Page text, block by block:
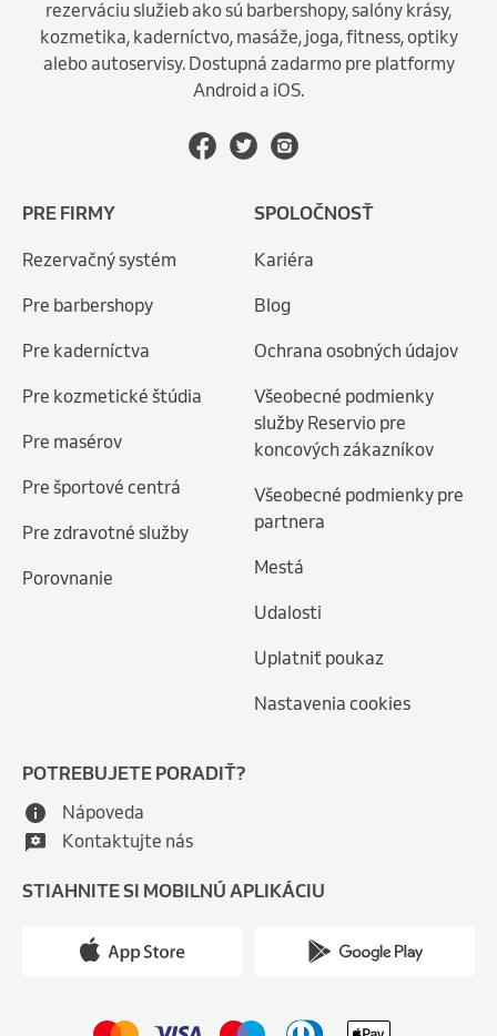
rezerváciu služieb ako sú barbershopy, salóny krásy,
kozmetika, kaderníctvo, masáže, joga, fitness, optiky
alebo autoservisy. Dostupná zadarmo pre platformy
Android a iOS.
PRE FIRMY
Rezervačný systém
Pre barbershopy
Pre kaderníctva
Pre kozmetické štúdia
Pre masérov
Pre športové centrá
Pre zdravotné služby
Porovnanie
SPOLOČNOSŤ
Kariéra
Blog
Ochrana osobných údajov
Všeobecné podmienky
služby Reservio pre
koncových zákazníkov
Všeobecné podmienky pre
partnera
Mestá
Udalosti
Uplatniť poukaz
Nastavenia cookies
POTREBUJETE PORADIŤ?
Nápoveda
Kontaktujte nás
STIAHNITE SI MOBILNÚ APLIKÁCIU